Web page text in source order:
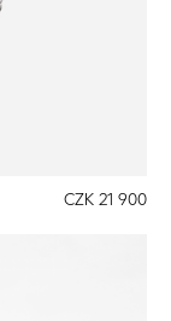
CZK 21 900